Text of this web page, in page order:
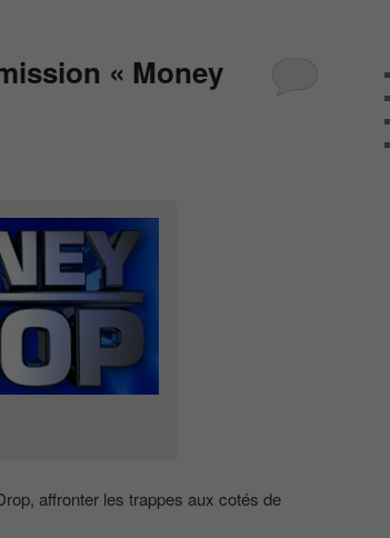
« Money
affronter les trappes aux cotés de